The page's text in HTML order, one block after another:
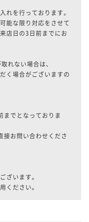
を行っております。
能な限り対応をさせて
店日の3日前までにお
れない場合は、
く場合がございますの
でとなっておりま
接お問い合わせくださ
ざいます。
ください。